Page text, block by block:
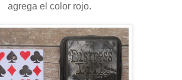
agrega el color rojo.